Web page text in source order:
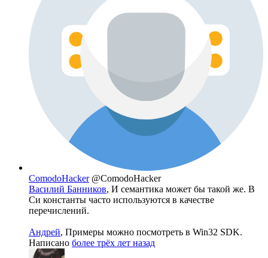
ComodoHacker @ComodoHacker
Василий Банников, И семантика может бы такой же. В
Си константы часто используются в качестве
перечислений.
Андрей, Примеры можно посмотреть в Win32 SDK.
Написано более трёх лет назад